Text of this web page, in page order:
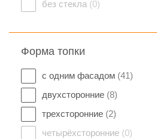
без стекла (0)
Форма топки
с одним фасадом (41)
двухсторонние (8)
трехсторонние (2)
четырёхсторонние (0)